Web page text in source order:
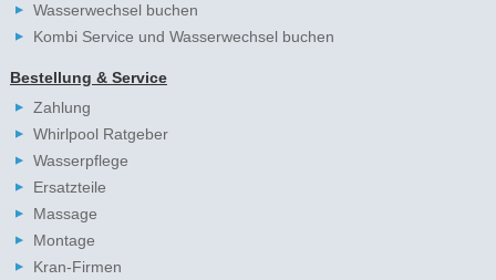
Wasserwechsel buchen
Kombi Service und Wasserwechsel buchen
Bestellung & Service
Zahlung
Whirlpool Ratgeber
Wasserpflege
Ersatzteile
Massage
Montage
Kran-Firmen